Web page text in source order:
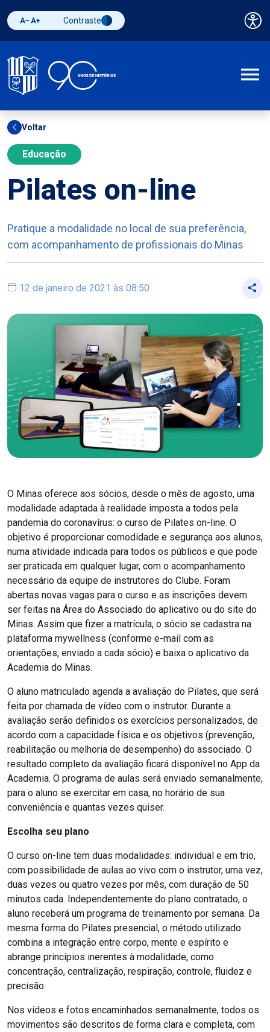
Diminuir fonte
Aumentar fonteAlternar contraste
Contraste
Voltar
Educação
Pilates on-line
Pratique a modalidade no local de sua preferência,
com acompanhamento de profissionais do Minas
12 de janeiro de 2021 às 08:50
O Minas oferece aos sócios, desde o mês de agosto, uma
modalidade adaptada à realidade imposta a todos pela
pandemia do coronavírus: o curso de Pilates on-line. O
objetivo é proporcionar comodidade e segurança aos alunos,
numa atividade indicada para todos os públicos e que pode
ser praticada em qualquer lugar, com o acompanhamento
necessário da equipe de instrutores do Clube. Foram
abertas novas vagas para o curso e as inscrições devem
ser feitas na Área do Associado do aplicativo ou do site do
Minas. Assim que fizer a matrícula, o sócio se cadastra na
plataforma mywellness (conforme e-mail com as
orientações, enviado a cada sócio) e baixa o aplicativo da
Academia do Minas.
O aluno matriculado agenda a avaliação do Pilates, que será
feita por chamada de vídeo com o instrutor. Durante a
avaliação serão definidos os exercícios personalizados, de
acordo com a capacidade física e os objetivos (prevenção,
reabilitação ou melhoria de desempenho) do associado. O
resultado completo da avaliação ficará disponível no App da
Academia. O programa de aulas será enviado semanalmente,
para o aluno se exercitar em casa, no horário de sua
conveniência e quantas vezes quiser.
Escolha seu plano
O curso on-line tem duas modalidades: individual e em trio,
com possibilidade de aulas ao vivo com o instrutor, uma vez,
duas vezes ou quatro vezes por mês, com duração de 50
minutos cada. Independentemente do plano contratado, o
aluno receberá um programa de treinamento por semana. Da
mesma forma do Pilates presencial, o método utilizado
combina a integração entre corpo, mente e espírito e
abrange princípios inerentes à modalidade, como
concentração, centralização, respiração, controle, fluidez e
precisão.
Nos vídeos e fotos encaminhados semanalmente, todos os
movimentos são descritos de forma clara e completa, com